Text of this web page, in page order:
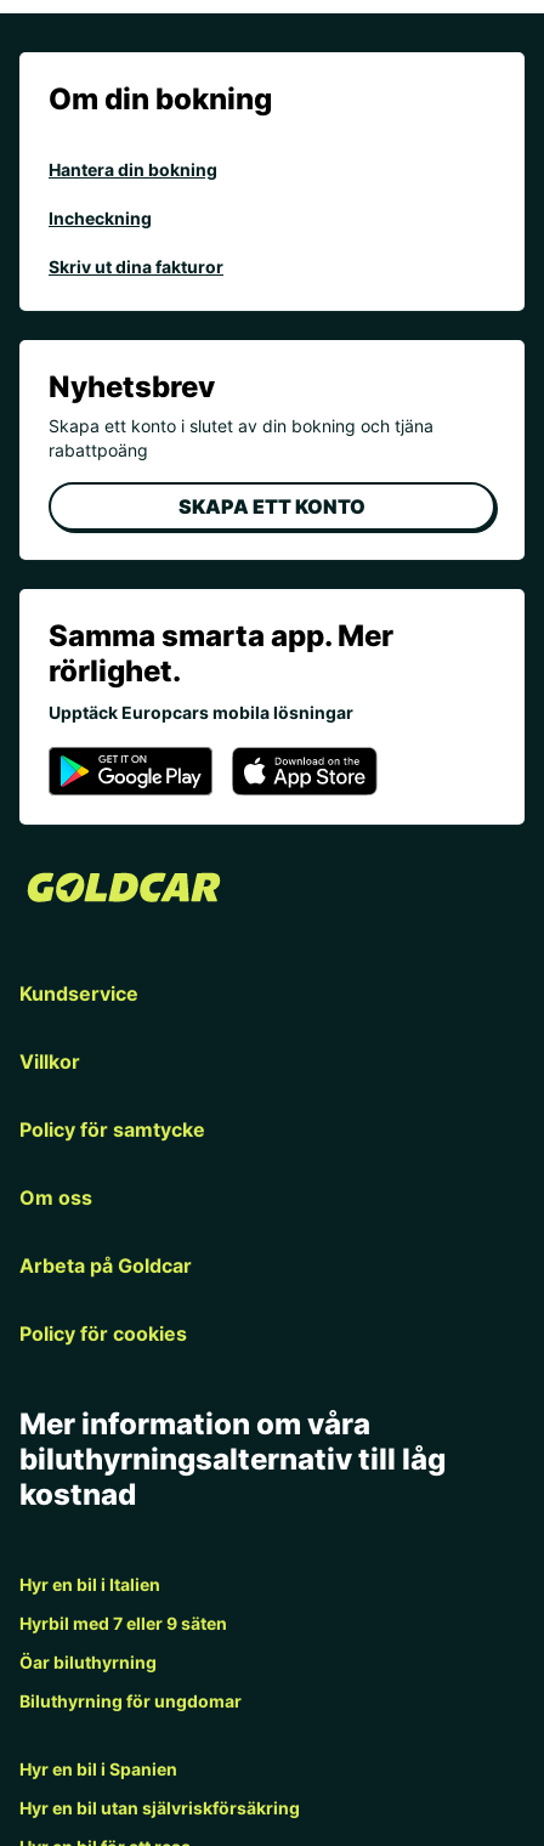
Om din bokning
Hantera din bokning
Incheckning
Skriv ut dina fakturor
Nyhetsbrev
Skapa ett konto i slutet av din bokning och tjäna
rabattpoäng
SKAPA ETT KONTO
Samma smarta app. Mer
rörlighet.
Upptäck Europcars mobila lösningar
Kundservice
Villkor
Policy för samtycke
Om oss
Arbeta på Goldcar
Policy för cookies
Mer information om våra
biluthyrningsalternativ till låg
kostnad
Hyr en bil i Italien
Hyrbil med 7 eller 9 säten
Öar biluthyrning
Biluthyrning för ungdomar
Hyr en bil i Spanien
Hyr en bil utan självriskförsäkring